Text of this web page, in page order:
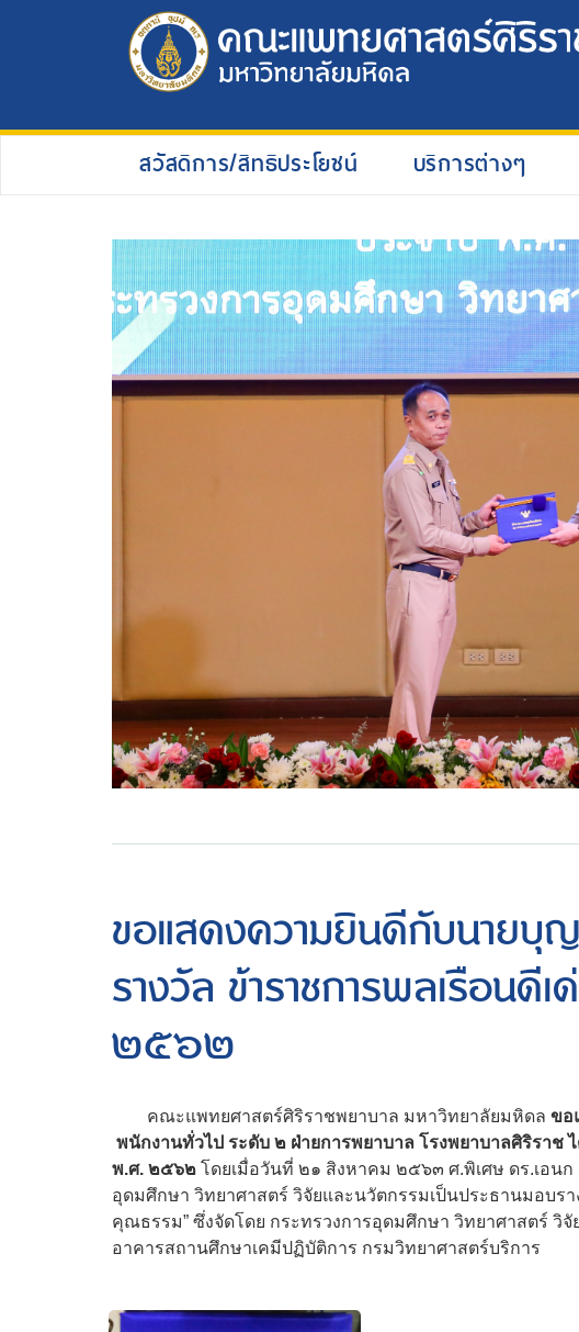
สวัสดิการ/สิทธิประโยชน์ บริการต่างๆ
ขอแสดงความยินดีกับนายบุ
รางวัล ข้าราชการพลเรือนดี
๒๕๖๒
คณะแพทยศาสตร์ศิริราชพยาบาล มหาวิทยาลัยมหิดล ขอ
พนักงานทั่วไป ระดับ ๒ ฝ่ายการพยาบาล โรงพยาบาลศิริราช
พ.ศ. ๒๕๖๒ โดยเมื่อวันที่ ๒๑ สิงหาคม ๒๕๖๓ ศ.พิเศษ ดร.เอน
อุดมศึกษา วิทยาศาสตร์ วิจัยและนวัตกรรมเป็นประธานมอบร
คุณธรรม” ซึ่งจัดโดย กระทรวงการอุดมศึกษา วิทยาศาสตร์
อาคารสถานศึกษาเคมีปฏิบัติการ กรมวิทยาศาสตร์บริการ